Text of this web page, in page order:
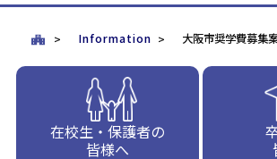
Information 大阪市奨学費募集
在校生・保護者の
皆様へ